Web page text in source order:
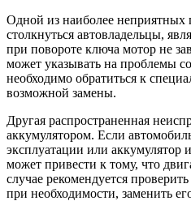
Одной из наиболее неприятных
столкнуться автовладельцы,
при повороте ключа мотор не
может указывать на проблемы
необходимо обратиться к
возможной замены.
Другая распространенная
аккумулятором. Если
эксплуатации или аккумулятор
может привести к тому, что
случае рекомендуется
при необходимости, заменить